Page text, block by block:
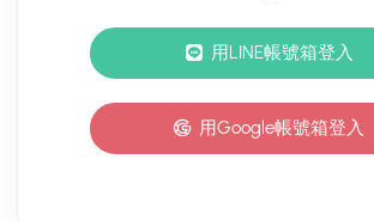
其他登入方式用LINE帳號箱登入
用Google帳號箱登入